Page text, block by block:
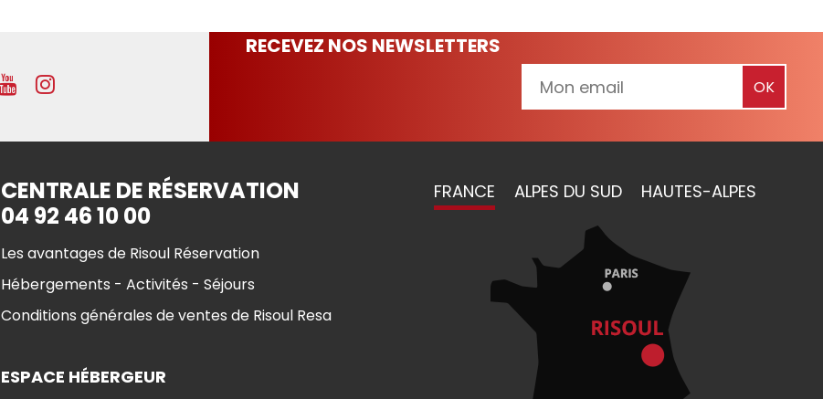
RECEVEZ NOS NEWSLETTERS
CENTRALE DE RÉSERVATION
04 92 46 10 00
Les avantages de Risoul Réservation
Hébergements - Activités - Séjours
Conditions générales de ventes de Risoul Resa
ESPACE HÉBERGEUR
FRANCE ALPES DU SUD HAUTES-ALPES